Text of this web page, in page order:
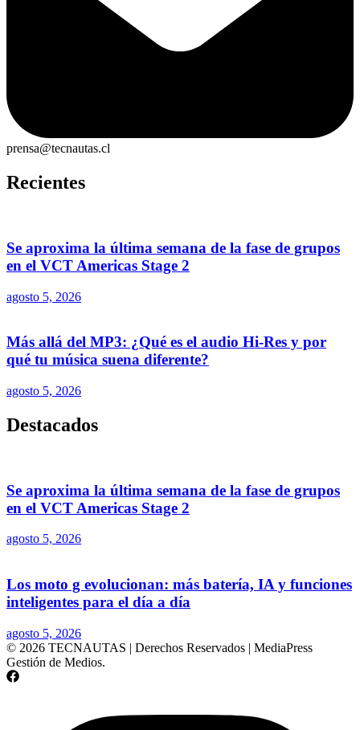
prensa@tecnautas.cl
Recientes
Se aproxima la última semana de la fase de grupos
en el VCT Americas Stage 2
agosto 5, 2026
Más allá del MP3: ¿Qué es el audio Hi-Res y por
qué tu música suena diferente?
agosto 5, 2026
Destacados
Se aproxima la última semana de la fase de grupos
en el VCT Americas Stage 2
agosto 5, 2026
Los moto g evolucionan: más batería, IA y funciones
inteligentes para el día a día
agosto 5, 2026
© 2026 TECNAUTAS | Derechos Reservados | MediaPress
Gestión de Medios.